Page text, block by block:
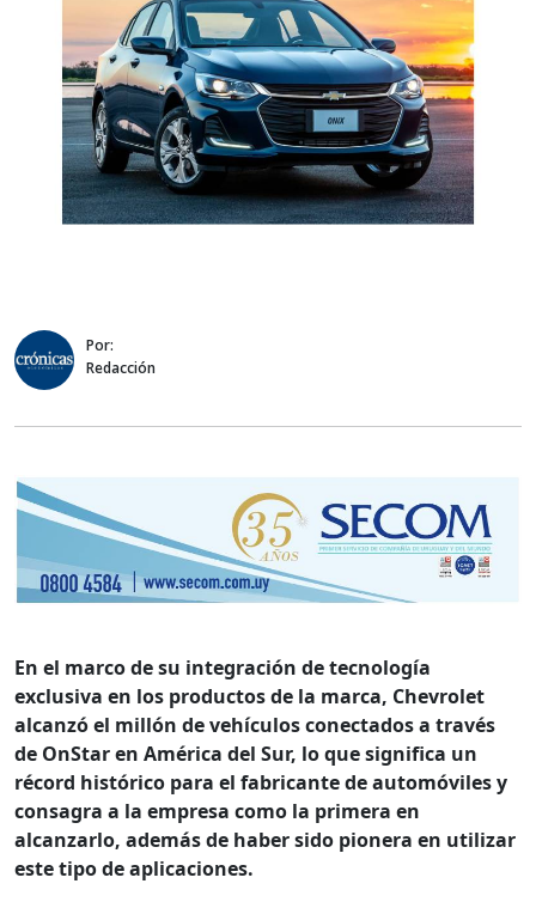
Por:
Redacción
En el marco de su integración de tecnología
exclusiva en los productos de la marca, Chevrolet
alcanzó el millón de vehículos conectados a través
de OnStar en América del Sur, lo que significa un
récord histórico para el fabricante de automóviles y
consagra a la empresa como la primera en
alcanzarlo, además de haber sido pionera en utilizar
este tipo de aplicaciones.